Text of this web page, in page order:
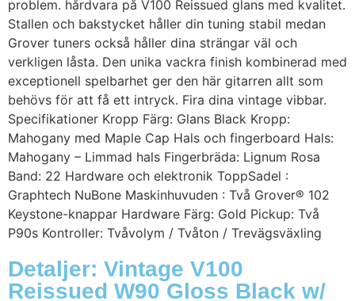
problem. hårdvara på V100 Reissued glans med kvalitet.
Stallen och bakstycket håller din tuning stabil medan
Grover tuners också håller dina strängar väl och
verkligen låsta. Den unika vackra finish kombinerad med
exceptionell spelbarhet ger den här gitarren allt som
behövs för att få ett intryck. Fira dina vintage vibbar.
Specifikationer Kropp Färg: Glans Black Kropp:
Mahogany med Maple Cap Hals och fingerboard Hals:
Mahogany – Limmad hals Fingerbräda: Lignum Rosa
Band: 22 Hardware och elektronik ToppSadel :
Graphtech NuBone Maskinhuvuden : Två Grover® 102
Keystone-knappar Hardware Färg: Gold Pickup: Två
P90s Kontroller: Tvåvolym / Tvåton / Trevägsväxling
Detaljer: Vintage V100
Reissued W90 Gloss Black w/